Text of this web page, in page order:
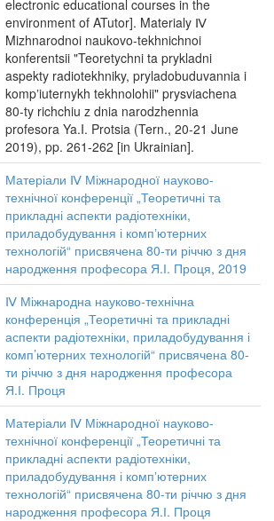
electronic educational courses in the
environment of ATutor]. Materialy Ⅳ
Mizhnarodnoi naukovo-tekhnichnoi
konferentsii "Teoretychni ta prykladni
aspekty radiotekhniky, pryladobuduvannia i
kompʼiuternykh tekhnolohii" prysviachena
80-ty richchiu z dnia narodzhennia
profesora Ya.I. Protsia (Tern., 20-21 June
2019), pp. 261-262 [in Ukrainian].
Матеріали Ⅳ Міжнародної науково-
технічної конференції „Теоретичні та
прикладні аспекти радіотехніки,
приладобудування і компʼютерних
технологій“ присвячена 80-ти річчю з дня
народження професора Я.І. Проця, 2019
Ⅳ Міжнародна науково-технічна
конференція „Теоретичні та прикладні
аспекти радіотехніки, приладобудування і
комп’ютерних технологій“ присвячена 80-
ти річчю з дня народження професора
Я.І. Проця
Матеріали Ⅳ Міжнародної науково-
технічної конференції „Теоретичні та
прикладні аспекти радіотехніки,
приладобудування і компʼютерних
технологій“ присвячена 80-ти річчю з дня
народження професора Я.І. Проця